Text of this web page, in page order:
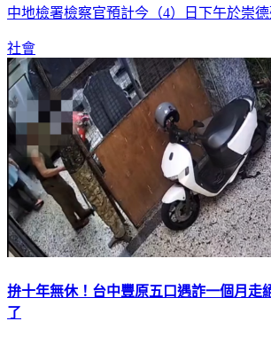
中地檢署檢察官預計今（4）日下午於崇
社會
拚十年無休！台中豐原五口遇詐一個月
了